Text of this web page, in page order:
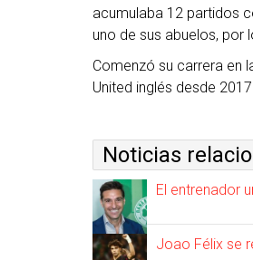
acumulaba 12 partidos
uno de sus abuelos, por
Comenzó su carrera en
United inglés desde
Noticias
El entrenador
Joao Félix se